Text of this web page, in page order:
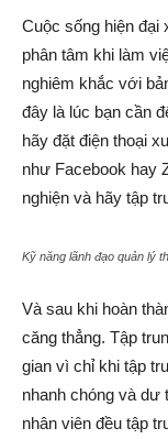
Cuộc sống hiện đại
phân tâm khi làm
nghiêm khắc với
đây là lúc bạn cần
hãy đặt điện thoại
như Facebook hay
nghiện và hãy tập
Kỹ năng lãnh đạo quản lý
Và sau khi hoàn
căng thẳng. Tập
gian vì chỉ khi tập
nhanh chóng và dư
nhân viên đều tập